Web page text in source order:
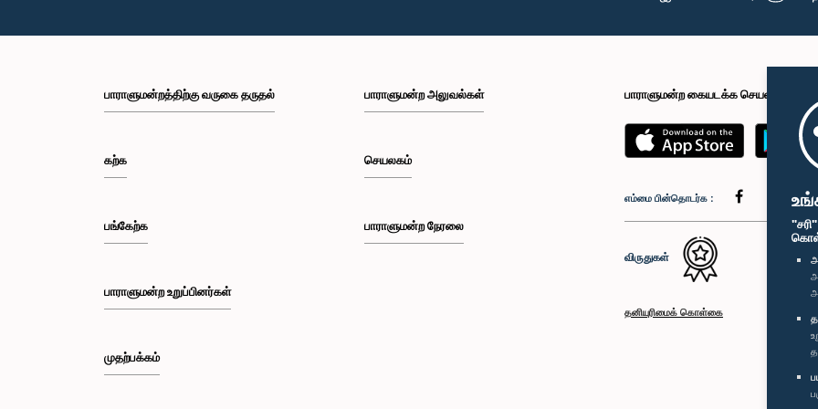
பாராளுமன்றத்திற்கு வருகை தருதல்
கற்க
பங்கேற்க
பாராளுமன்ற உறுப்பினர்கள்
முதற்பக்கம்
பாராளுமன்ற அலுவல்கள்
செயலகம்
பாராளுமன்ற நேரலை
பாராளுமன்ற கையடக்க செயலி
எம்மை பின்தொடர்க :
விருதுகள்
தனியுரிமைக் கொள்கை